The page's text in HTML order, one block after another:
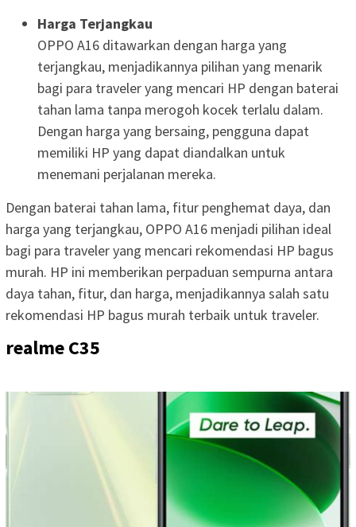
Harga Terjangkau
OPPO A16 ditawarkan dengan harga yang
terjangkau, menjadikannya pilihan yang menarik
bagi para traveler yang mencari HP dengan baterai
tahan lama tanpa merogoh kocek terlalu dalam.
Dengan harga yang bersaing, pengguna dapat
memiliki HP yang dapat diandalkan untuk
menemani perjalanan mereka.
Dengan baterai tahan lama, fitur penghemat daya, dan
harga yang terjangkau, OPPO A16 menjadi pilihan ideal
bagi para traveler yang mencari rekomendasi HP bagus
murah. HP ini memberikan perpaduan sempurna antara
daya tahan, fitur, dan harga, menjadikannya salah satu
rekomendasi HP bagus murah terbaik untuk traveler.
realme C35